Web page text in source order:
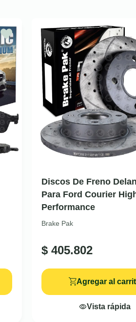
Discos De Freno
Para Ford Courier
Performance
Brake Pak
$ 405.802
Agregar al
Vista rápida